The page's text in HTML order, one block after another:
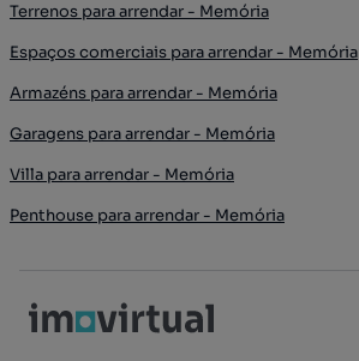
Terrenos para arrendar - Memória
Espaços comerciais para arrendar - Memória
Armazéns para arrendar - Memória
Garagens para arrendar - Memória
Villa para arrendar - Memória
Penthouse para arrendar - Memória